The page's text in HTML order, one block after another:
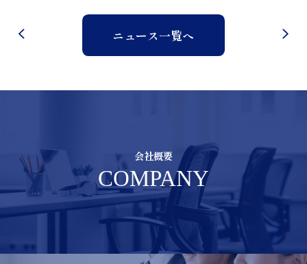
ニュース一覧へ
会社概要
COMPANY